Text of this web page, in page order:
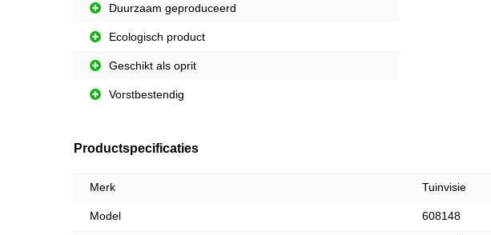
Duurzaam geproduceerd
Ecologisch product
Geschikt als oprit
Vorstbestendig
Productspecificaties
Merk Tuinvisie
Model 608148